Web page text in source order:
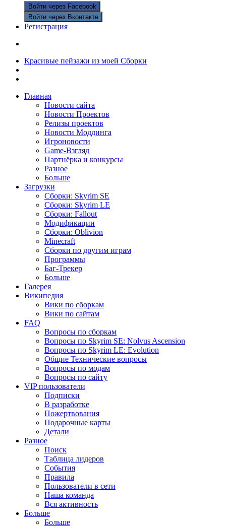
Войти через Facebook
Войти через Вконтакте
Регистрация
Красивые пейзажи из моей Сборки
Главная
Новости сайта
Новости Проектов
Релизы проектов
Новости Моддинга
Игроновости
Game-Взгляд
Партнёрка и конкурсы
Разное
Больше
Загрузки
Сборки: Skyrim SE
Сборки: Skyrim LE
Сборки: Fallout
Модификации
Сборки: Oblivion
Minecraft
Сборки по другим играм
Программы
Баг-Трекер
Больше
Галерея
Википедия
Вики по сборкам
Вики по сайтам
FAQ
Вопросы по сборкам
Вопросы по Skyrim SE: Nolvus Ascension
Вопросы по Skyrim LE: Evolution
Общие Технические вопросы
Вопросы по модам
Вопросы по сайту
VIP пользователи
Подписки
В разработке
Пожертвования
Подарочные карты
Детали
Разное
Поиск
Таблица лидеров
События
Правила
Пользователи в сети
Наша команда
Вся активность
Больше
Больше